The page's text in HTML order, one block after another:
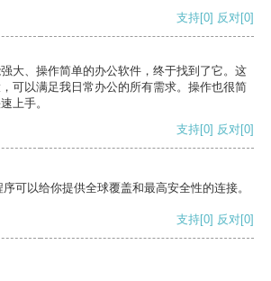
支持[0] 反对[0]
大、操作简单的办公软件，终于找到了它。这
可以满足我日常办公的所有需求。操作也很简
上手。
支持[0] 反对[0]
可以给你提供全球覆盖和最高安全性的连接。
支持[0] 反对[0]